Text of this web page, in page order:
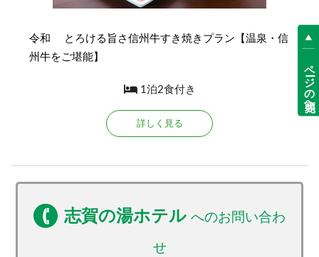
令和 とろける旨さ信州牛すき焼きプラン【温泉・信
州牛をご堪能】
1泊2食付き
詳しく見る
志賀の湯ホテル
ページの先頭へ